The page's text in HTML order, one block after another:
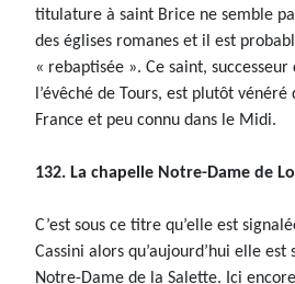
titulature à saint Brice ne semble
des églises romanes et il est
« rebaptisée ». Ce saint,
l’évêché de Tours, est plutôt
France et peu connu dans le Midi.
132. La chapelle Notre-Dame de
C’est sous ce titre qu’elle est
Cassini alors qu’aujourd’hui elle
Notre-Dame de la Salette. Ici